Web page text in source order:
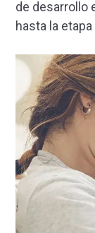
de desarrollo
hasta la